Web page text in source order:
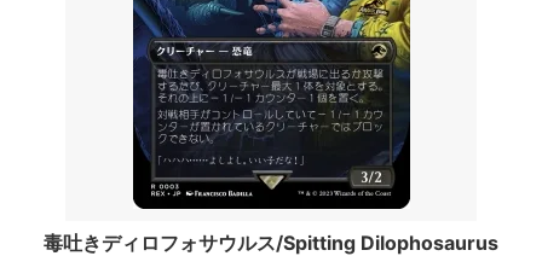
毒吐きディロフォサウルス/Spitting Dilophosaurus